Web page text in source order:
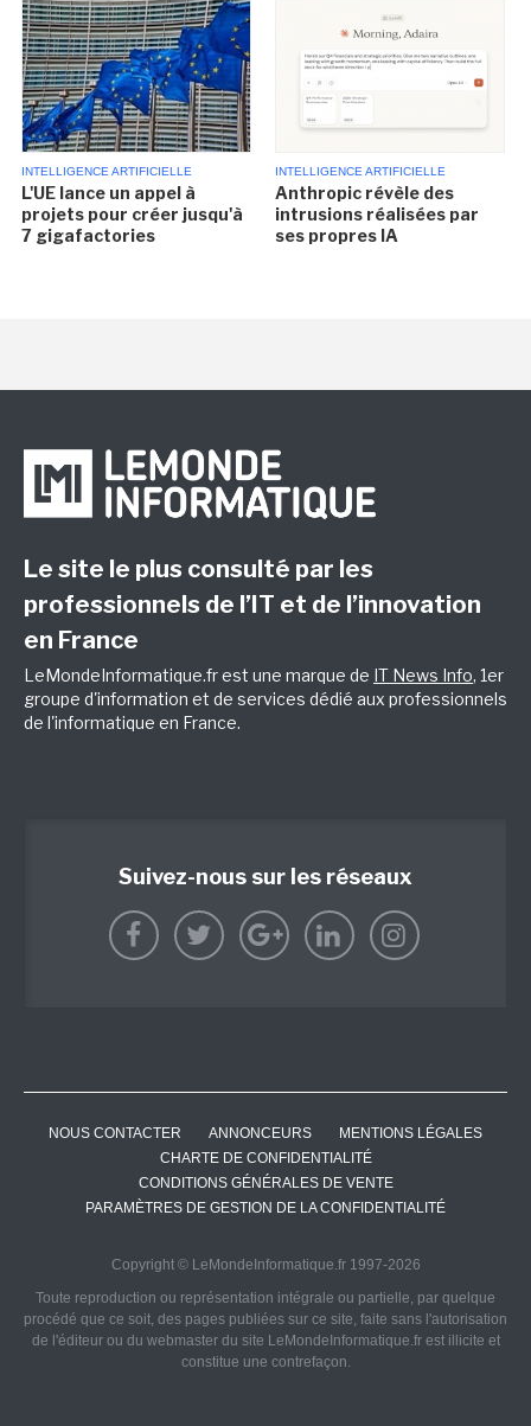
INTELLIGENCE ARTIFICIELLE
L'UE lance un appel à
projets pour créer jusqu'à
7 gigafactories
INTELLIGENCE ARTIFICIELLE
Anthropic révèle des
intrusions réalisées par
ses propres IA
Le site le plus consulté par les
professionnels de l’IT et de l’innovation
en France
LeMondeInformatique.fr est une marque de IT News Info, 1er
groupe d'information et de services dédié aux professionnels
de l'informatique en France.
Suivez-nous sur les réseaux
NOUS CONTACTER ANNONCEURS
MENTIONS LÉGALES
CHARTE DE CONFIDENTIALITÉ
CONDITIONS GÉNÉRALES DE VENTE
PARAMÈTRES DE GESTION DE LA CONFIDENTIALITÉ
Copyright © LeMondeInformatique.fr 1997-2026
Toute reproduction ou représentation intégrale ou partielle, par quelque
procédé que ce soit, des pages publiées sur ce site, faite sans l'autorisation
de l'éditeur ou du webmaster du site LeMondeInformatique.fr est illicite et
constitue une contrefaçon.